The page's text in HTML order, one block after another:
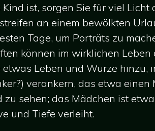
ist, sorgen Sie für viel Licht
an einem bewölkten
Tage, um Porträts zu
können im wirklichen
etwas Leben und Würze hinzu,
verankern, das etwa
zu sehen; das Mädchen ist
und Tiefe verleiht.